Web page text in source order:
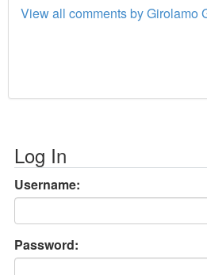
View all comments by Girolamo
Log In
Username:
Password: